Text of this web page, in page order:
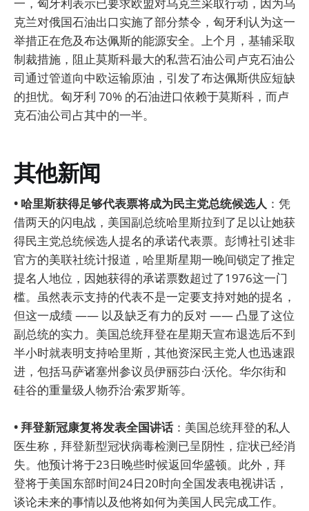
一，匈牙利表示已要求欧盟对乌克兰采取行动，因为乌
克兰对俄国石油出口实施了部分禁令，匈牙利认为这一
举措正在危及布达佩斯的能源安全。上个月，基辅采取
制裁措施，阻止莫斯科最大的私营石油公司卢克石油公
司通过管道向中欧运输原油，引发了布达佩斯供应短缺
的担忧。匈牙利 70% 的石油进口依赖于莫斯科，而卢
克石油公司占其中的一半。
其他新闻
• 哈里斯获得足够代表票将成为民主党总统候选人 ：凭
借两天的闪电战，美国副总统哈里斯拉到了足以让她获
得民主党总统候选人提名的承诺代表票。彭博社引述非
官方的美联社统计报道，哈里斯星期一晚间锁定了推定
提名人地位，因她获得的承诺票数超过了1976这一门
槛。虽然表示支持的代表不是一定要支持对她的提名，
但这一成绩 —— 以及缺乏有力的反对 —— 凸显了这位
副总统的实力。美国总统拜登在星期天宣布退选后不到
半小时就表明支持哈里斯，其他资深民主党人也迅速跟
进，包括马萨诸塞州参议员伊丽莎白·沃伦。华尔街和
硅谷的重量级人物乔治·索罗斯等。
• 拜登新冠康复将发表全国讲话：美国总统拜登的私人
医生称，拜登新型冠状病毒检测已呈阴性，症状已经消
失。他预计将于23日晚些时候返回华盛顿。此外，拜
登将于美国东部时间24日20时向全国发表电视讲话，
谈论未来的事情以及他将如何为美国人民完成工作。